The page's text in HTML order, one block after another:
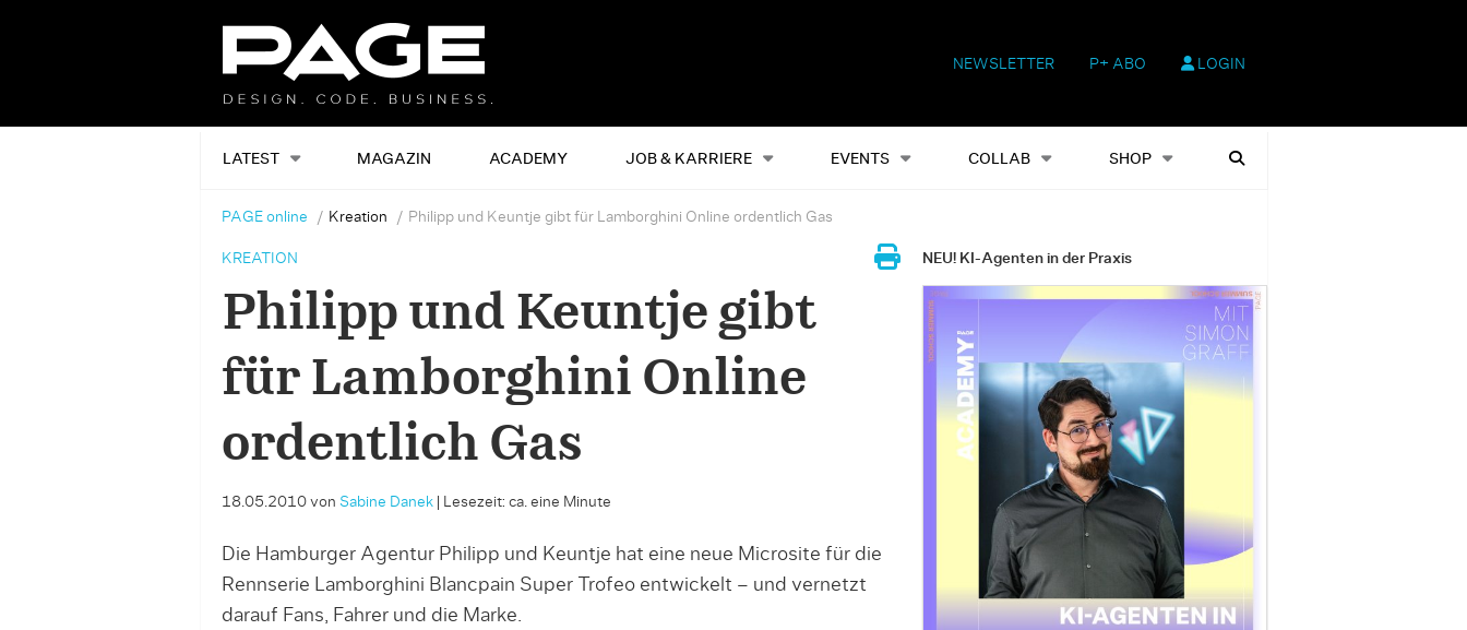
NEWSLETTER P+ ABO LOGIN
LATEST MAGAZIN ACADEMY JOB & KARRIERE EVENTS COLLAB SHOP
Alles Events Shop Heftausgaben Suchen
PAGE online Kreation Philipp und Keuntje gibt für Lamborghini Online ordentlich Gas
KREATION
Philipp und Keuntje gibt
für Lamborghini Online
ordentlich Gas
18.05.2010 von Sabine Danek| Lesezeit: ca. eine Minute
Die Hamburger Agentur Philipp und Keuntje hat eine neue Microsite für die
Rennserie Lamborghini Blancpain Super Trofeo entwickelt – und vernetzt
darauf Fans, Fahrer und die Marke.
NEU! KI-Agenten in der Praxis